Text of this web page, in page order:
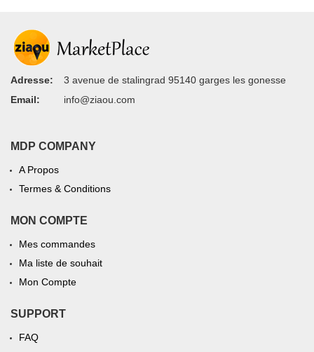
Adresse:
3 avenue de stalingrad 95140 garges les gonesse
Email:
info@ziaou.com
MDP COMPANY
A Propos
Termes & Conditions
MON COMPTE
Mes commandes
Ma liste de souhait
Mon Compte
SUPPORT
FAQ